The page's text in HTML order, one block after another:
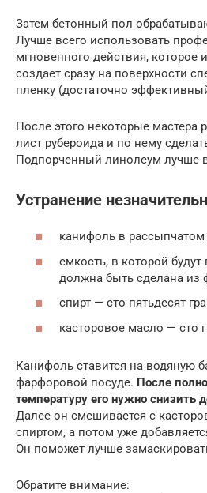
Затем бетонный пол
Лучше всего использовать
мгновенного действия, которое
создает сразу на поверхности
пленку (достаточно
После этого некоторые мастера
лист рубероида и по нему
Подпорченный линолеум лучше
Устранение
канифоль в
емкость, в которой
должна быть сделана из
спирт — сто пятьдесят
касторовое масло — сто
Канифоль ставится на водяную
фарфоровой посуде. После
температуру его нужно снизить
Далее он смешивается с
спиртом, а потом уже
Он поможет лучше
Обратите внимание: